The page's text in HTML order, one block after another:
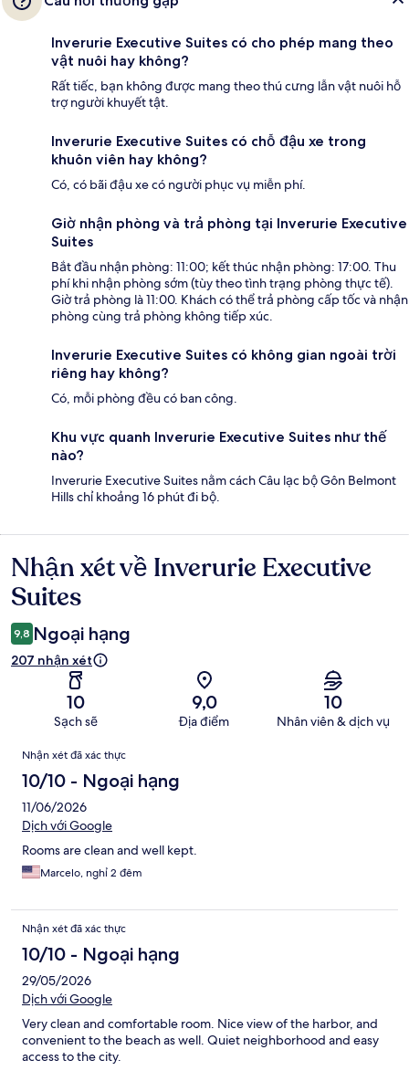
Inverurie Executive Suites có cho phép mang theo
vật nuôi hay không?
Rất tiếc, bạn không được mang theo thú cưng lẫn vật nuôi hỗ
trợ người khuyết tật.
Inverurie Executive Suites có chỗ đậu xe trong
khuôn viên hay không?
Có, có bãi đậu xe có người phục vụ miễn phí.
Giờ nhận phòng và trả phòng tại Inverurie Executive
Suites
Bắt đầu nhận phòng: 11:00; kết thúc nhận phòng: 17:00. Thu
phí khi nhận phòng sớm (tùy theo tình trạng phòng thực tế).
Giờ trả phòng là 11:00. Khách có thể trả phòng cấp tốc và nhận
phòng cùng trả phòng không tiếp xúc.
Inverurie Executive Suites có không gian ngoài trời
riêng hay không?
Có, mỗi phòng đều có ban công.
Khu vực quanh Inverurie Executive Suites như thế
nào?
Inverurie Executive Suites nằm cách Câu lạc bộ Gôn Belmont
Hills chỉ khoảng 16 phút đi bộ.
Nhận
xét
Nhận xét về Inverurie Executive
Suites
9,8 Ngoại hạng
207 nhận xét
10
Sạch sẽ
9,0
Địa điểm
10
Nhân viên & dịch vụ
Nhận
xét
Nhận xét đã xác thực
10/10 - Ngoại hạng
11/06/2026
Dịch với Google
Rooms are clean and well kept.
Marcelo, nghỉ 2 đêm
Nhận xét đã xác thực
10/10 - Ngoại hạng
29/05/2026
Dịch với Google
Very clean and comfortable room. Nice view of the harbor, and
convenient to the beach as well. Quiet neighborhood and easy
access to the city.